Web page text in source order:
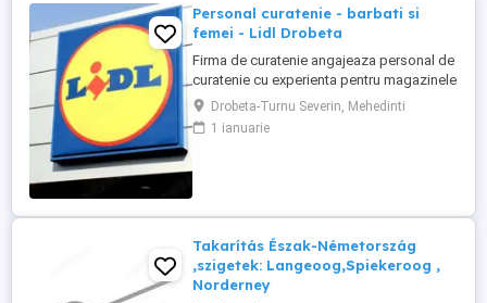
Personal curatenie - barbati si
femei - Lidl Drobeta
Firma de curatenie angajeaza personal de
curatenie cu experienta pentru magazinele
Lidl din Drobeta Program o zi cu o zi.
Personalul de curatenie va asigura:
curatarea aparatelor de reciclat sticle si
Drobeta-Turnu Severin, Mehedinti
1 ianuarie
Takarítás Észak-Németország
,szigetek: Langeoog,Spiekeroog ,
Norderney